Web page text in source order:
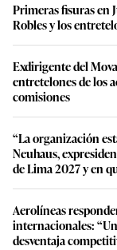
Primeras fisuras en
Robles y los
Exdirigente del
entretelones de los
comisiones
“La organización
Neuhaus,
de Lima 2027 y en
Aerolíneas
internacionales:
desventaja